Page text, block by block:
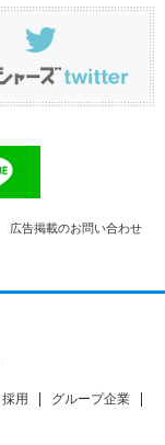
広告掲載のお問い合わせ
採用
グループ企業